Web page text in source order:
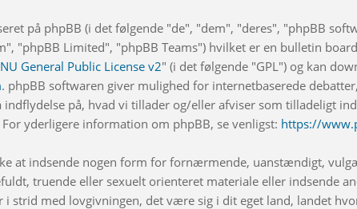
på phpBB (i det følgende "de", "dem", "deres", "phpBB
"phpBB Limited", "phpBB Teams") hvilket er en bulletin
General Public License v2" (i det følgende "GPL") og kan
. phpBB softwaren giver mulighed for internetbaserede
på, hvad vi tillader og/eller afviser som tilladeligt
yderligere information om phpBB, se venligst: https://
at indsende nogen form for fornærmende, uanstændigt,
truende eller sexuelt orienteret materiale eller indsende
i strid med lovgivningen, det være sig i dit eget land, landet